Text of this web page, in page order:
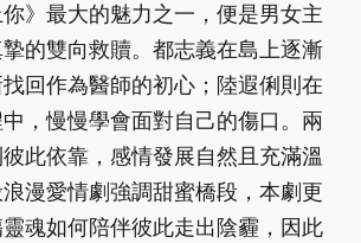
你》最大的魅力之一，便是男女主
的雙向救贖。都志義在島上逐漸
回作為醫師的初心；陸遐俐則在
，慢慢學會面對自己的傷口。兩
此依靠，感情發展自然且充滿溫
漫愛情劇強調甜蜜橋段，本劇更
魂如何陪伴彼此走出陰霾，因此